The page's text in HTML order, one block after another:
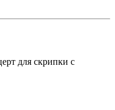
для скрипки с